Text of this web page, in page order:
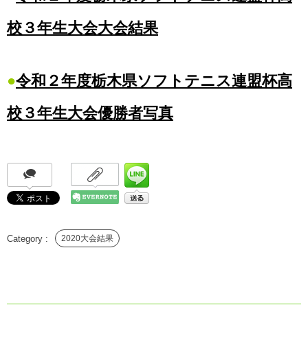
校３年生大会大会結果
●令和２年度栃木県ソフトテニス連盟杯高
校３年生大会優勝者写真
2020大会結果